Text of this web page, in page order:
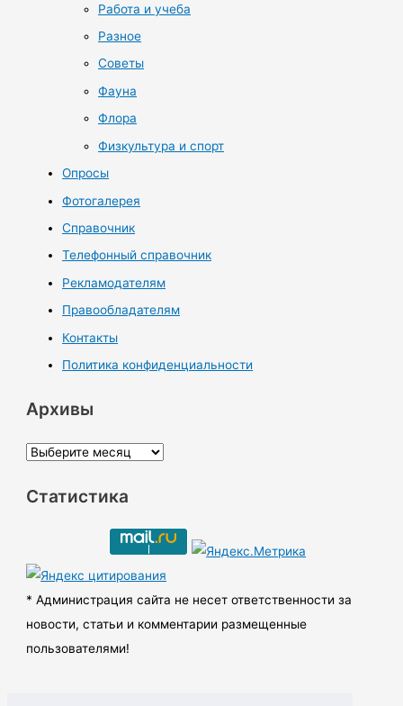
Работа и учеба
Разное
Советы
Фауна
Флора
Физкультура и спорт
Опросы
Фотогалерея
Справочник
Телефонный справочник
Рекламодателям
Правообладателям
Контакты
Политика конфиденциальности
Архивы
А
х
ы
Статистика
* Администрация сайта не несет ответственности за
новости, статьи и комментарии размещенные
пользователями!